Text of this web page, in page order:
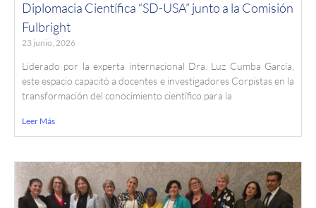
Diplomacia Científica “SD-USA” junto a la Comisión
Fulbright
23 junio, 2026
Liderado por la experta internacional Dra. Luz Cumba García,
este espacio capacitó a docentes e investigadores Corpistas en la
transformación del conocimiento científico para la
Leer Más